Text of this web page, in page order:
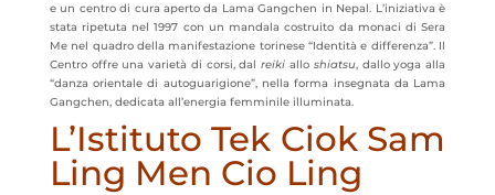
e un centro di cura aperto da Lama Gangchen in Nepal. L’iniziativa è
stata ripetuta nel 1997 con un mandala costruito da monaci di Sera
Me nel quadro della manifestazione torinese “Identità e differenza”. Il
Centro offre una varietà di corsi, dalreiki allo shiatsu, dallo yoga alla
“danza orientale di autoguarigione”, nella forma insegnata da Lama
Gangchen, dedicata all’energia femminile illuminata.
L’Istituto Tek Ciok Sam
Ling Men Cio Ling